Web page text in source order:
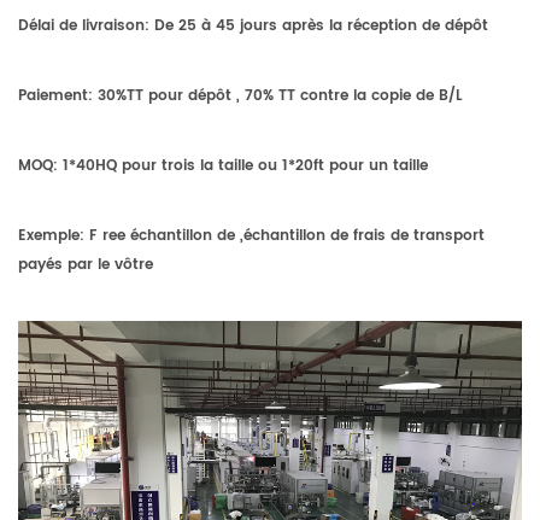
Délai de livraison: De 25 à 45 jours après la réception de dépôt
Paiement: 30%TT pour dépôt , 70% TT contre la copie de B/L
MOQ: 1*40HQ pour trois la taille ou 1*20ft pour un taille
Exemple: F ree échantillon de ,échantillon de frais de transport
payés par le vôtre